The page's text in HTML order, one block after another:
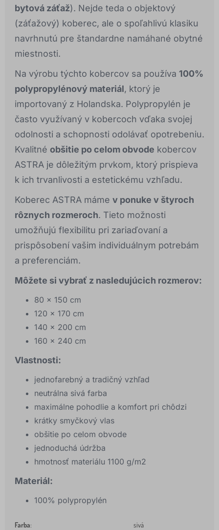
bytová záťaž). Nejde teda o objektový
(záťažový) koberec, ale o spoľahlivú klasiku
navrhnutú pre štandardne namáhané obytné
miestnosti.
Na výrobu týchto kobercov sa používa 100%
polypropylénový materiál, ktorý je
importovaný z Holandska. Polypropylén je
často využívaný v kobercoch vďaka svojej
odolnosti a schopnosti odolávať opotrebeniu.
Kvalitné obšitie po celom obvode kobercov
ASTRA je dôležitým prvkom, ktorý prispieva
k ich trvanlivosti a estetickému vzhľadu.
Koberec ASTRA máme v ponuke v štyroch
rôznych rozmeroch. Tieto možnosti
umožňujú flexibilitu pri zariaďovaní a
prispôsobení vašim individuálnym potrebám
a preferenciám.
Môžete si vybrať z nasledujúcich rozmerov:
80 x 150 cm
120 x 170 cm
140 x 200 cm
160 x 240 cm
Vlastnosti:
jednofarebný a tradičný vzhľad
neutrálna sivá farba
maximálne pohodlie a komfort pri chôdzi
krátky smyčkový vlas
obšitie po celom obvode
jednoduchá údržba
hmotnosť materiálu 1100 g/m2
Materiál:
100% polypropylén
Farba: sivá